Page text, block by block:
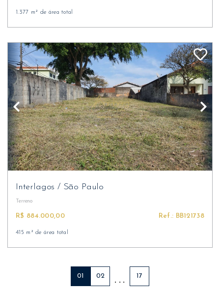
1.377 m² de área total
Interlagos/ São Paulo
Terreno
R$ 884.000,00 Ref.: BB121738
415 m² de área total
01 02 . . . 17